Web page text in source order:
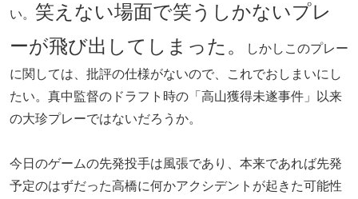
い。 笑えない場面で笑うしかないプレ
ーが飛び出してしまった。
しかしこのプレー
に関しては、批評の仕様がないので、これでおしまいにし
たい。真中監督のドラフト時の「高山獲得未遂事件」以来
の大珍プレーではないだろうか。
今日のゲームの先発投手は風張であり、本来であれば先発
予定のはずだった高橋に何かアクシデントが起きた可能性